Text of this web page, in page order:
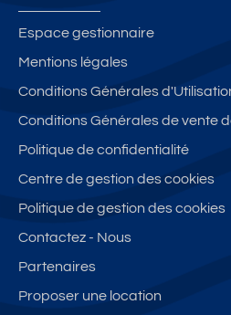
Espace gestionnaire
Mentions légales
Conditions Générales
Conditions Générales de vente
Politique de confidentialité
Centre de gestion des cookies
Politique de gestion des cookies
Contactez - Nous
Partenaires
Proposer une location